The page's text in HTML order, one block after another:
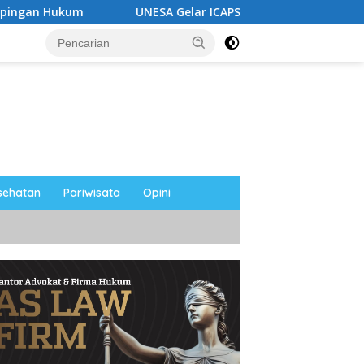
UNESA Gelar ICAPSTURE 2026 di Magetan, Dorong
Pariwisata Opini